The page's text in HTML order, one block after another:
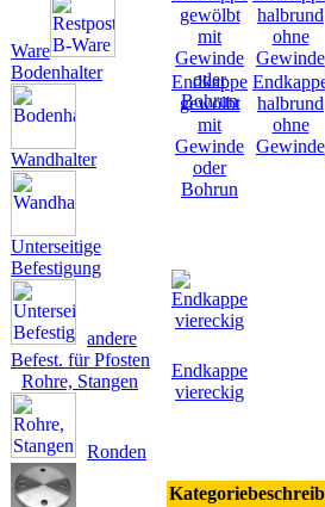
Ware
Bodenhalter
Wandhalter
Unterseitige
Befestigung
andere
Befest. für Pfosten
Rohre, Stangen
Ronden
Endkappe
gewölbt
mit
Gewinde
oder
Bohrun
halbrund
ohne
Gewinde
Endkappe
viereckig